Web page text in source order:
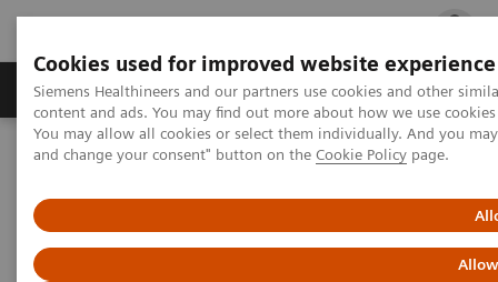
Cookies used for improved website experience
Siemens Healthineers and our partners use cookies and other
content and ads. You may find out more about how we use
You may allow all cookies or select them individually. And you
and change your consent" button on the Cookie Policy page.
Fachbereiche Healthcare Management
Startseite
Support & Dokumentation
Rücknahme von Verpackungen